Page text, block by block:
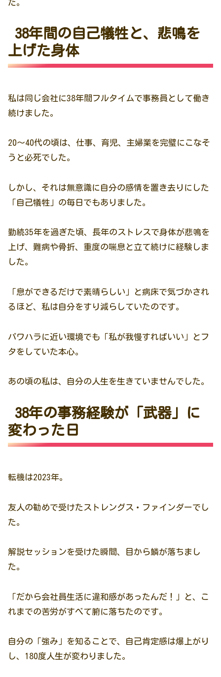
た。
38年間の自己犠牲と、悲鳴を
上げた身体
私は同じ会社に38年間フルタイムで事務員として働き
続けました。
20〜40代の頃は、仕事、育児、主婦業を完璧にこなそ
うと必死でした。
しかし、それは無意識に自分の感情を置き去りにした
「自己犠牲」の毎日でもありました。
勤続35年を過ぎた頃、長年のストレスで身体が悲鳴を
上げ、難病や骨折、重度の喘息と立て続けに経験しま
した。
「息ができるだけで素晴らしい」と病床で気づかされ
るほど、私は自分をすり減らしていたのです。
パワハラに近い環境でも「私が我慢すればいい」とフ
タをしていた本心。
あの頃の私は、自分の人生を生きていませんでした。
38年の事務経験が「武器」に
変わった日
転機は2023年。
友人の勧めで受けたストレングス・ファインダーでし
た。
解説セッションを受けた瞬間、目から鱗が落ちまし
た。
「だから会社員生活に違和感があったんだ！」と、こ
れまでの苦労がすべて腑に落ちたのです。
自分の「強み」を知ることで、自己肯定感は爆上がり
し、180度人生が変わりました。